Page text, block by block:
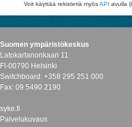
Voit käyttää rekisteriä myösAPI avulla
Suomen ympäristökeskus
Latokartanonkaari 11
FI-00790 Helsinki
Switchboard: +358 295 251 000
Fax: 09 5490 2190
syke.fi
Palvelukuvaus